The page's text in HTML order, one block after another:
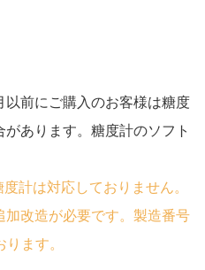
前にご購入のお客様は糖度
あります。糖度計のソフト
計は対応しておりません。
改造が必要です。製造番号
ます。